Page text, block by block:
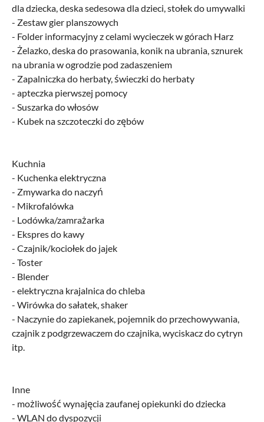
dla dziecka, deska sedesowa dla dzieci, stołek do umywalki
- Zestaw gier planszowych
- Folder informacyjny z celami wycieczek w górach Harz
- Żelazko, deska do prasowania, konik na ubrania, sznurek
na ubrania w ogrodzie pod zadaszeniem
- Zapalniczka do herbaty, świeczki do herbaty
- apteczka pierwszej pomocy
- Suszarka do włosów
- Kubek na szczoteczki do zębów
Kuchnia
- Kuchenka elektryczna
- Zmywarka do naczyń
- Mikrofalówka
- Lodówka/zamrażarka
- Ekspres do kawy
- Czajnik/kociołek do jajek
- Toster
- Blender
- elektryczna krajalnica do chleba
- Wirówka do sałatek, shaker
- Naczynie do zapiekanek, pojemnik do przechowywania,
czajnik z podgrzewaczem do czajnika, wyciskacz do cytryn
itp.
Inne
- możliwość wynajęcia zaufanej opiekunki do dziecka
- WLAN do dyspozycji